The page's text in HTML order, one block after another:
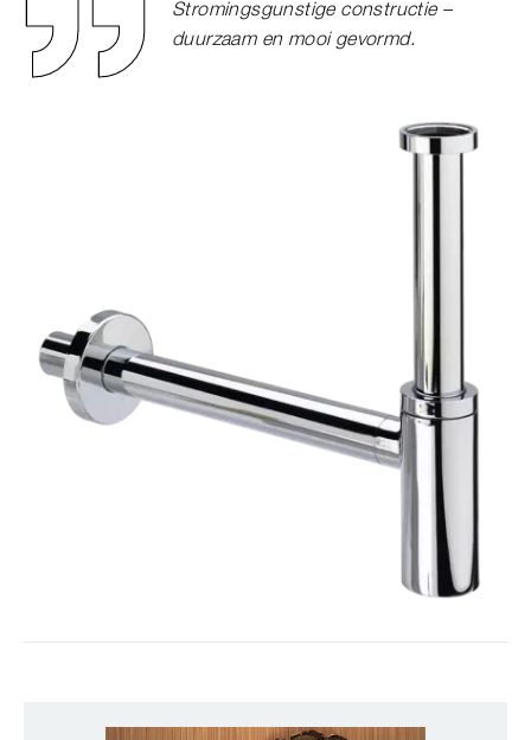
Stromingsgunstige constructie –
duurzaam en mooi gevormd.